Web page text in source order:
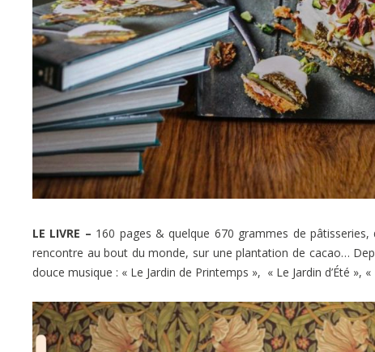
LE LIVRE – 160 pages & quelque 670 grammes de
rencontre au bout du monde, sur une plantation de cacao…
douce musique : « Le Jardin de Printemps », « Le Jardin d’Été », «